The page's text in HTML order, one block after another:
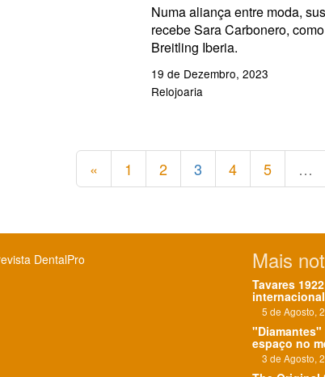
Numa aliança entre moda,
recebe Sara Carbonero,
Breitling Iberia.
19 de Dezembro, 2023
Relojoaria
« 1 2 3 4 5 …
Mais
Tavares
internacional
5 de Agosto,
espaço no
3 de Agosto,